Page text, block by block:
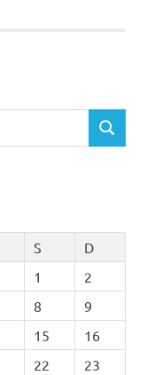
BUSCAR
S
D
1
2
8
9
15
16
22
23